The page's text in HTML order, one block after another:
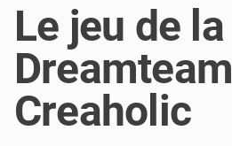
Le jeu de la
Dreamteam
Creaholic